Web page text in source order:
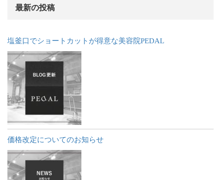
最新の投稿
塩釜口でショートカットが得意な美容院PEDAL
価格改定についてのお知らせ